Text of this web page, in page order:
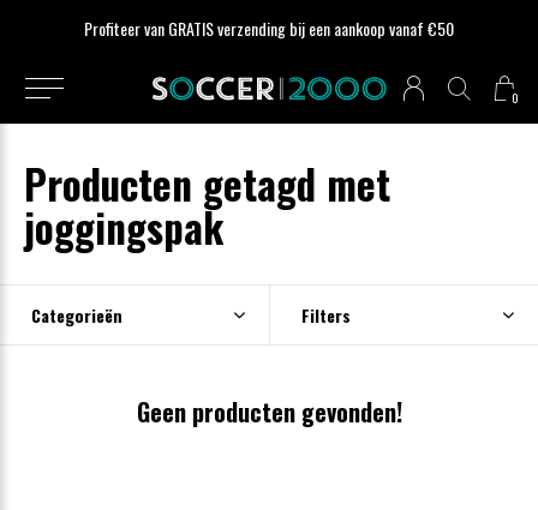
0
Profiteer van GRATIS verzending bij een aankoop vanaf €50
Producten getagd met
joggingspak
Categorieën Filters
Geen producten gevonden!